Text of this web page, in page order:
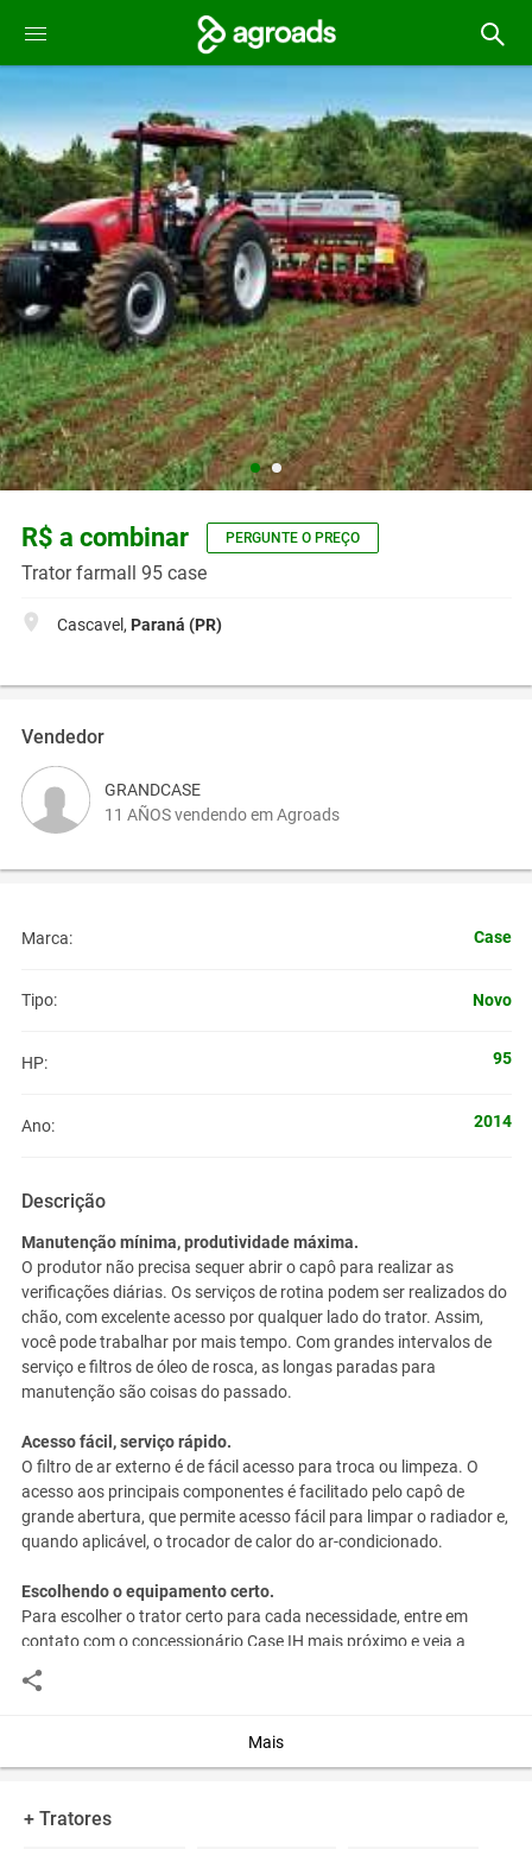
R$ a combinar PERGUNTE O PREÇO
Trator farmall 95 case
Cascavel, Paraná (PR)
Vendedor
GRANDCASE
11 AÑOS vendendo em Agroads
Marca: Case
Tipo: Novo
HP: 95
Ano: 2014
Descrição
Manutenção mínima, produtividade máxima.
O produtor não precisa sequer abrir o capô para realizar as
verificações diárias. Os serviços de rotina podem ser realizados do
chão, com excelente acesso por qualquer lado do trator. Assim,
você pode trabalhar por mais tempo. Com grandes intervalos de
serviço e filtros de óleo de rosca, as longas paradas para
manutenção são coisas do passado.
Acesso fácil, serviço rápido.
O filtro de ar externo é de fácil acesso para troca ou limpeza. O
acesso aos principais componentes é facilitado pelo capô de
grande abertura, que permite acesso fácil para limpar o radiador e,
quando aplicável, o trocador de calor do ar-condicionado.
Escolhendo o equipamento certo.
Para escolher o trator certo para cada necessidade, entre em
contato com o concessionário Case IH mais próximo e veja a
ampla variedade de equipamentos adicionais que estão
disponíveis para os tratores Farmall
Potência
95 cv
Torque Máximo
Mais
+ Tratores